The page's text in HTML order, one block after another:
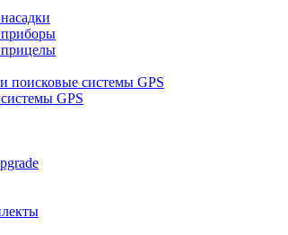
поисковые системы GPS
GPS